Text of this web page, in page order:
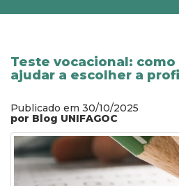
Teste vocacional:
ajudar a escolher a
Publicado em 30/10/2025
por Blog UNIFAGOC